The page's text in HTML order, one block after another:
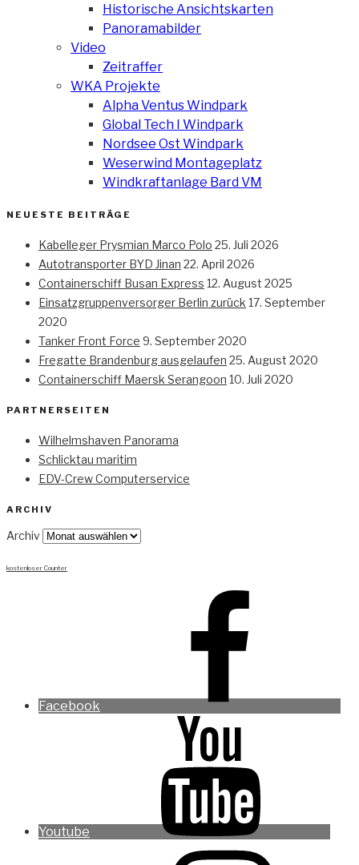
Historische Ansichtskarten
Panoramabilder
Video
Zeitraffer
WKA Projekte
Alpha Ventus Windpark
Global Tech I Windpark
Nordsee Ost Windpark
Weserwind Montageplatz
Windkraftanlage Bard VM
NEUESTE BEITRÄGE
Kabelleger Prysmian Marco Polo 25. Juli 2026
Autotransporter BYD Jinan 22. April 2026
Containerschiff Busan Express 12. August 2025
Einsatzgruppenversorger Berlin zurück 17. September
2020
Tanker Front Force 9. September 2020
Fregatte Brandenburg ausgelaufen 25. August 2020
Containerschiff Maersk Serangoon 10. Juli 2020
PARTNERSEITEN
Wilhelmshaven Panorama
Schlicktau maritim
EDV-Crew Computerservice
ARCHIV
Archiv
kostenloser Counter
Facebook
Youtube